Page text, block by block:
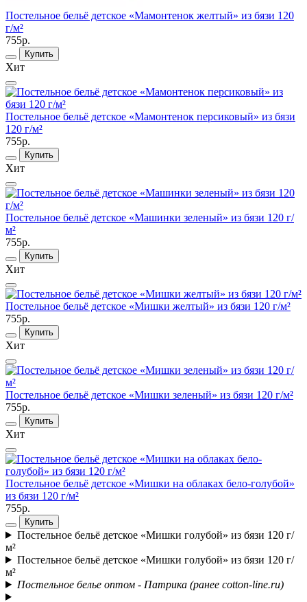
Постельное бельё детское «Мамонтенок желтый» из бязи 120
г/м²
755р.
Купить
Хит
Постельное бельё детское «Мамонтенок персиковый» из бязи
120 г/м²
755р.
Купить
Хит
Постельное бельё детское «Машинки зеленый» из бязи 120 г/
м²
755р.
Купить
Хит
Постельное бельё детское «Мишки желтый» из бязи 120 г/м²
755р.
Купить
Хит
Постельное бельё детское «Мишки зеленый» из бязи 120 г/м²
755р.
Купить
Хит
Постельное бельё детское «Мишки на облаках бело-голубой»
из бязи 120 г/м²
755р.
Купить
Постельное бельё детское «Мишки голубой» из бязи 120 г/
м²
Постельное бельё детское «Мишки голубой» из бязи 120 г/
м²
Постельное белье оптом - Патрика (ранее cotton-line.ru)